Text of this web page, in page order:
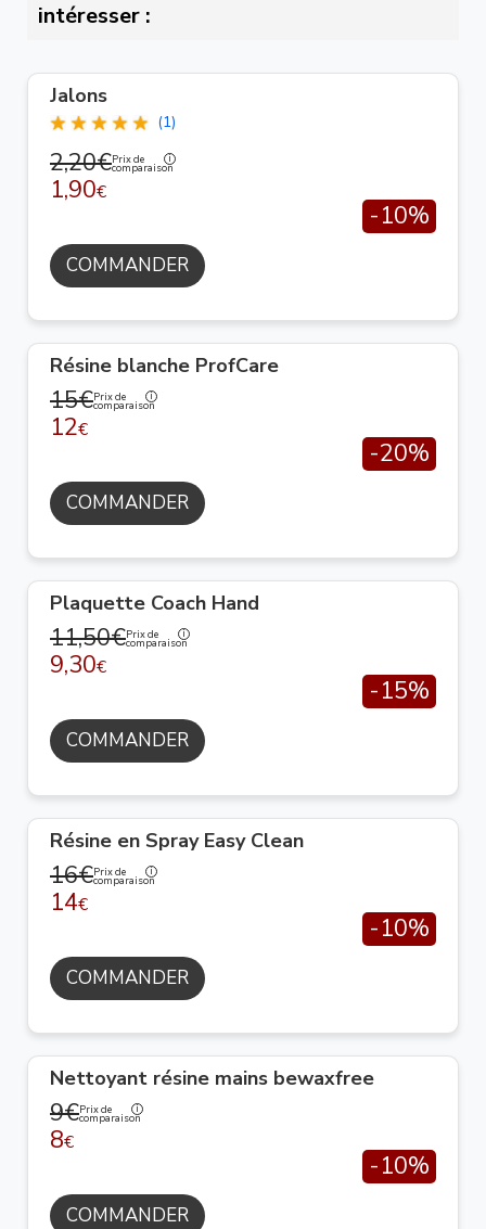
intéresser :
Jalons
(1)
2,20€Prix de
comparaison
1,90€
-10%
COMMANDER
Résine blanche ProfCare
15€Prix de
comparaison
12€
-20%
COMMANDER
Plaquette Coach Hand
11,50€Prix de
comparaison
9,30€
-15%
COMMANDER
Résine en Spray Easy Clean
16€Prix de
comparaison
14€
-10%
COMMANDER
Nettoyant résine mains bewaxfree
9€Prix de
comparaison
8€
-10%
COMMANDER